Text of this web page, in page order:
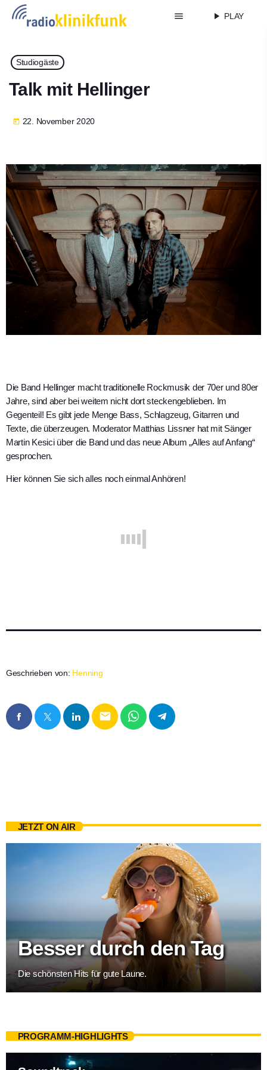
menu play_arrow PLAY
Studiogäste
Talk mit Hellinger
today 22. November 2020
Die Band Hellinger macht traditionelle Rockmusik der 70er und 80er
Jahre, sind aber bei weitem nicht dort steckengeblieben. Im
Gegenteil! Es gibt jede Menge Bass, Schlagzeug, Gitarren und
Texte, die überzeugen. Moderator Matthias Lissner hat mit Sänger
Martin Kesici über die Band und das neue Album „Alles auf Anfang“
gesprochen.
Hier können Sie sich alles noch einmal Anhören!
Geschrieben von: Henning
email
JETZT ON AIR
Besser durch den Tag
Die schönsten Hits für gute Laune.
PROGRAMM-HIGHLIGHTS